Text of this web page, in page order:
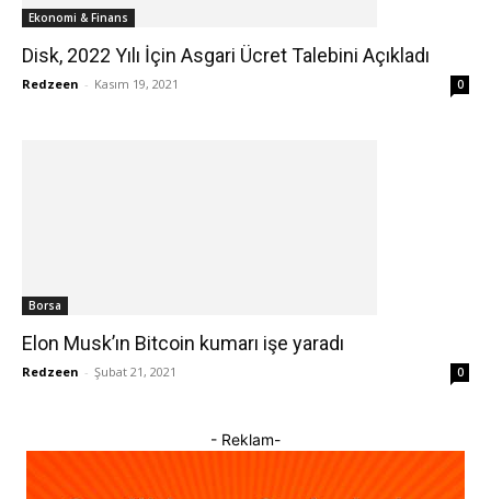
Ekonomi & Finans
Disk, 2022 Yılı İçin Asgari Ücret Talebini Açıkladı
Redzeen - Kasım 19, 2021 0
Borsa
Elon Musk’ın Bitcoin kumarı işe yaradı
Redzeen - Şubat 21, 2021 0
- Reklam-